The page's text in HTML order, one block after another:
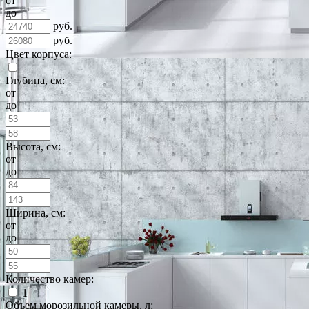
до
руб.
руб.
Цвет корпуса:
Глубина, см:
от
до
Высота, см:
от
до
Ширина, см:
от
до
Количество камер:
1
Объем морозильной камеры, л: